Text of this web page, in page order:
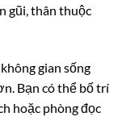
gũi, thân thuộc
gian sống
Bạn có thể bố trí
hoặc phòng đọc